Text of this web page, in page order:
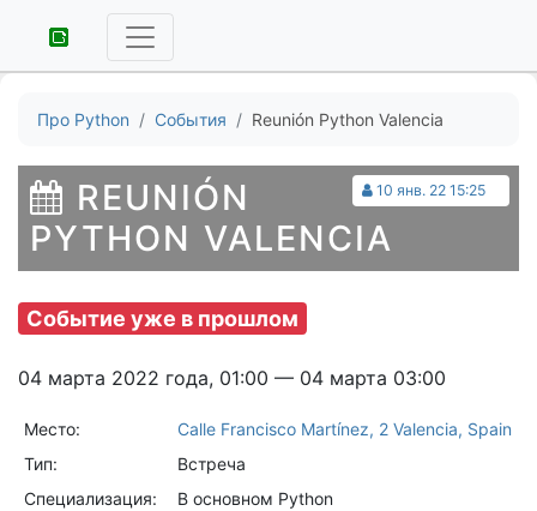
Про Python События Reunión Python Valencia
10 янв. 22 15:25
REUNIÓN
PYTHON VALENCIA
Событие уже в прошлом
04 марта 2022 года, 01:00 — 04 марта 03:00
Место:
Calle Francisco Martínez, 2 Valencia, Spain
Тип:
Встреча
Специализация:
В основном Python